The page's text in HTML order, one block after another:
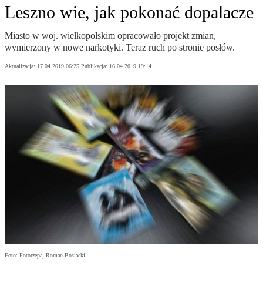
Leszno wie, jak pokonać dopalacze
Miasto w woj. wielkopolskim opracowało projekt zmian,
wymierzony w nowe narkotyki. Teraz ruch po stronie posłów.
Aktualizacja: 17.04.2019 06:25 Publikacja: 16.04.2019 19:14
Foto: Fotorzepa, Roman Bosiacki